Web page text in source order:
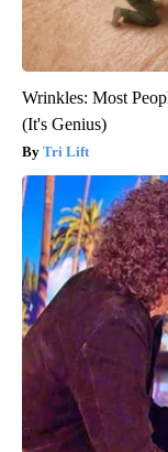
Wrinkles: Most
(It's Genius)
Tri Lift